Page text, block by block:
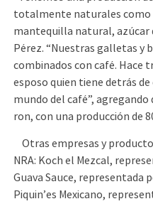
totalmente naturales como
mantequilla natural, azúcar
Pérez. “Nuestras galletas y
combinados con café. Hace
esposo quien tiene detrás
mundo del café”,
ron, con una producción de
Otras empresas y
NRA: Koch el Mezcal,
Guava Sauce, representada
Piquin’es Mexicano,